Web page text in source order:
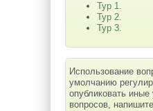
Тур 1.
Тур 2.
Тур 3.
Использование
умолчанию
опубликовать
вопросов, напишите